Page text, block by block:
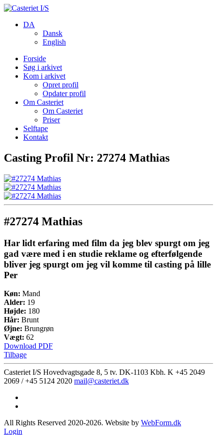
DA
Dansk
English
Forside
Søg i arkivet
Kom i arkivet
Opret profil
Opdater profil
Om Casteriet
Om Casteriet
Priser
Selftape
Kontakt
Casting Profil Nr: 27274 Mathias
#27274 Mathias
Har lidt erfaring med film da jeg blev spurgt om jeg
gad være med i en studie reklame og efterfølgende
bliver jeg spurgt om jeg vil komme til casting på lille
Per
Køn: Mand
Alder: 19
Højde: 180
Hår: Brunt
Øjne: Brungrøn
Vægt: 62
Download PDF
Tilbage
Casteriet I/S Hovedvagtsgade 8, 5 tv. DK-1103 Kbh. K +45 2049
2069 / +45 5124 2020 mail@casteriet.dk
All Rights Reserved 2020-2026. Website by WebForm.dk
Login